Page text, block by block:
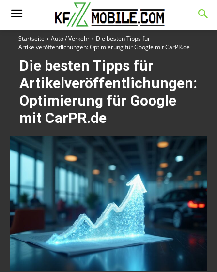
Startseite Auto / Verkehr
Die besten Tipps für
Artikelveröffentlichungen: Optimierung für Google mit CarPR.de
Die besten Tipps für
Artikelveröffentlichungen:
Optimierung für Google
mit CarPR.de